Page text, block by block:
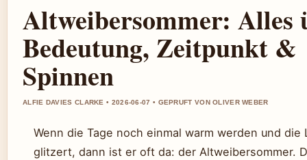
Altweibersommer: Alles
Bedeutung, Zeitpunkt &
Spinnen
ALFIE DAVIES CLARKE • 2026-06-07 • GEPRUFT VON OLIVER WEBER
Wenn die Tage noch einmal warm werden und die
glitzert, dann ist er oft da: der Altweibersommer.